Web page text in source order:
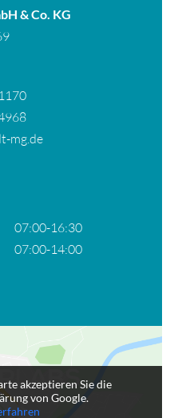
& Co. KG
mg.de
07:00-16:30
07:00-14:00
akzeptieren Sie die
von Google.